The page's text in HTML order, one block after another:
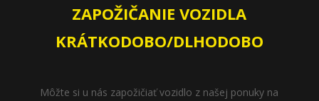
ZAPOŽIČANIE VOZIDLA
KRÁTKODOBO/DLHODOBO
Môžte si u nás zapožičiať vozidlo z našej ponuky na